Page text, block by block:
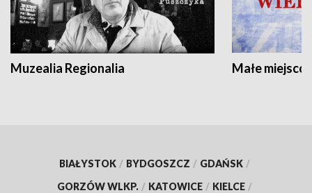
Muzealia Regionalia Małe
BIAŁYSTOK / BYDGOSZCZ / GDAŃSK /
GORZÓW WLKP. / KATOWICE / KIELCE /